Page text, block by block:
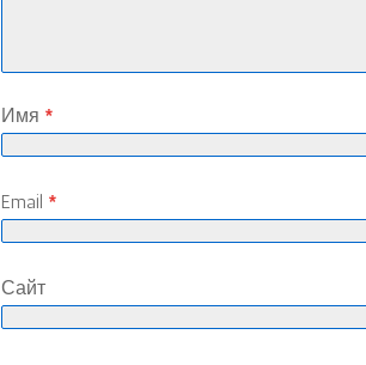
Имя*
Email*
Сайт